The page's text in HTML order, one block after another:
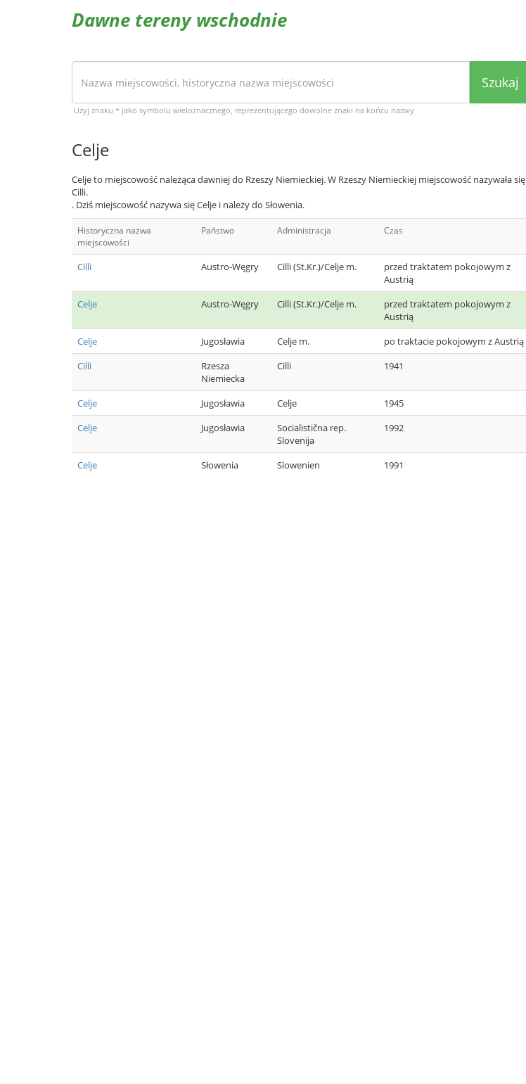
Dawne tereny wschodnie
Szukaj
Użyj znaku * jako symbolu wieloznacznego, reprezentującego dowolne znaki na końcu nazwy
Celje
Celje to miejscowość należąca dawniej do Rzeszy Niemieckiej. W Rzeszy Niemieckiej miejscowość nazywała się
Cilli.
. Dziś miejscowość nazywa się Celje i należy do Słowenia.
Historyczna nazwa
miejscowości
Państwo Administracja Czas
Cilli Austro-Węgry Cilli (St.Kr.)/Celje m.
przed traktatem pokojowym z
Austrią
Celje
Austro-Węgry Cilli (St.Kr.)/Celje m.
przed traktatem pokojowym z
Austrią
Celje
Jugosławia Celje m.
po traktacie pokojowym z Austrią
Cilli
Rzesza
Niemiecka
Cilli 1941
Celje Jugosławia Celje
1945
Celje
Jugosławia
Socialistična rep.
Slovenija
1992
Celje Słowenia Slowenien 1991